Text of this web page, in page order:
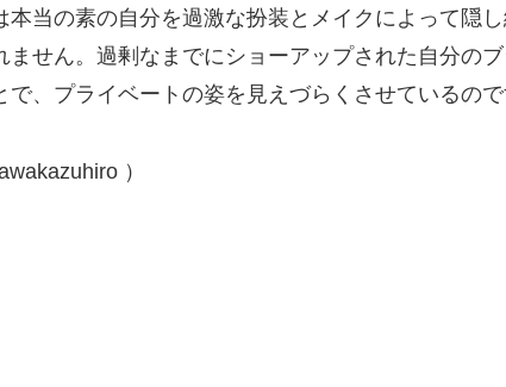
本当の素の自分を過激な扮装とメイクによって隠
ません。過剰なまでにショーアップされた自分の
で、プライベートの姿を見えづらくさせているので
）